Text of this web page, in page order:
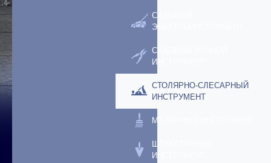
САДОВЫЙ
ЭЛЕКТРОИНСТРУМЕНТ
САДОВЫЙ РУЧНОЙ
ИНСТРУМЕНТ
СТОЛЯРНО-СЛЕСАРНЫЙ
ИНСТРУМЕНТ
МАЛЯРНЫЙ ИНСТРУМЕНТ
ШТУКАТУРНЫЙ
ИНСТРУМЕНТ